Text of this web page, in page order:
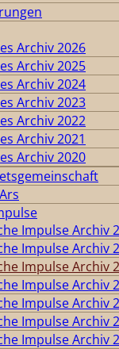
Archiv 2026
Archiv 2025
Archiv 2024
Archiv 2023
Archiv 2022
Archiv 2021
Archiv 2020
Impulse Archiv
Impulse Archiv
Impulse Archiv
Impulse Archiv
Impulse Archiv
Impulse Archiv
Impulse Archiv